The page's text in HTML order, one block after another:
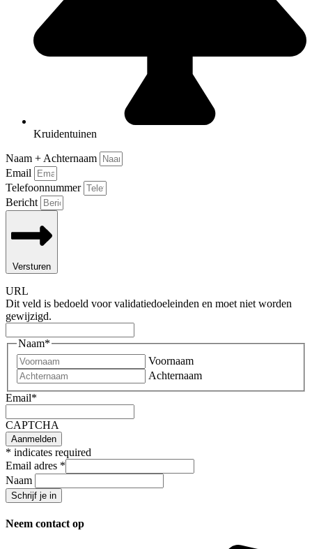
Kruidentuinen
Naam + Achternaam
Email
Telefoonnummer
Bericht
Versturen
URL
Dit veld is bedoeld voor validatiedoeleinden en moet niet worden
gewijzigd.
Naam*
Voornaam
Achternaam
Email*
CAPTCHA
* indicates required
Email adres *
Naam
Neem contact op